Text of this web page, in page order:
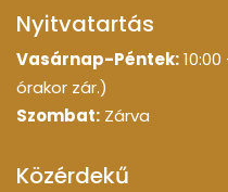
Nyitvatartás
Vasárnap-Péntek:
órakor zár.)
Szombat: Zárva
Közérdekű